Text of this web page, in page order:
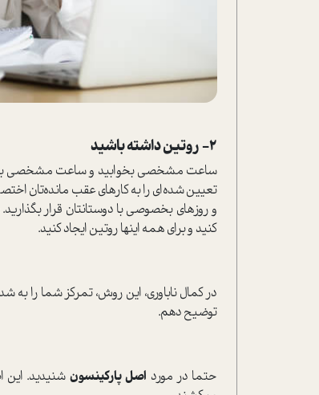
۲- روتین داشته باشید
ساعت مشخصی بخوابید و ساعت مشخصی
تعیین شده‌ای را به کارهای عقب مانده‌تان
و روزهای بخصوصی با دوستانتان قرار
کنید و برای همه اینها روتین ایجاد کنید.
در کمال ناباوری، این روش، تمرکز شما را به
توضیح دهم.
حتما در مورد اصل پارکینسون شنیدید. این